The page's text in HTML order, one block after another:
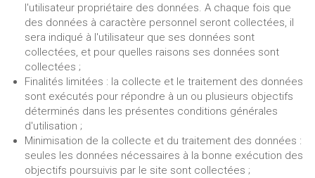
l'utilisateur propriétaire des données. A chaque fois que
des données à caractère personnel seront collectées, il
sera indiqué à l'utilisateur que ses données sont
collectées, et pour quelles raisons ses données sont
collectées ;
Finalités limitées : la collecte et le traitement des données
sont exécutés pour répondre à un ou plusieurs objectifs
déterminés dans les présentes conditions générales
d'utilisation ;
Minimisation de la collecte et du traitement des données :
seules les données nécessaires à la bonne exécution des
objectifs poursuivis par le site sont collectées ;